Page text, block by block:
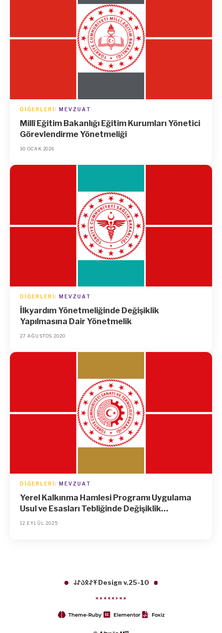
DIĞERLERI MEVZUAT
Millî Eğitim Bakanlığı Eğitim Kurumları Yönetici
Görevlendirme Yönetmeliği
30 OCAK 2026
DIĞERLERI MEVZUAT
İlkyardım Yönetmeliğinde Değişiklik
Yapılmasına Dair Yönetmelik
27 AĞUSTOS 2020
DIĞERLERI MEVZUAT
Yerel Kalkınma Hamlesi Programı Uygulama
Usul ve Esasları Tebliğinde Değişiklik
Yapılmasına Dair Tebliğ
12 EYLÜL 2025
𐱁𐰀𐰋𐰉𐰀𐰞 Design v.25-10
Theme-Ruby Elementor Foxiz